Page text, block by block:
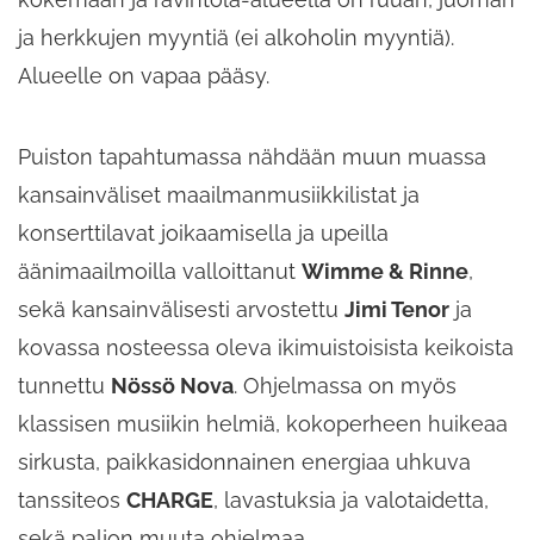
ja herkkujen myyntiä (ei alkoholin myyntiä).
Alueelle on vapaa pääsy.
Puiston tapahtumassa nähdään muun muassa
kansainväliset maailmanmusiikkilistat ja
konserttilavat joikaamisella ja upeilla
äänimaailmoilla valloittanut Wimme & Rinne,
sekä kansainvälisesti arvostettu Jimi Tenor ja
kovassa nosteessa oleva ikimuistoisista keikoista
tunnettu Nössö Nova. Ohjelmassa on myös
klassisen musiikin helmiä, kokoperheen huikeaa
sirkusta, paikkasidonnainen energiaa uhkuva
tanssiteos CHARGE, lavastuksia ja valotaidetta,